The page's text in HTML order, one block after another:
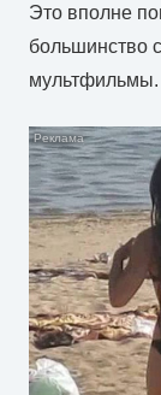
Это вполне
большинство
мультфильмы.